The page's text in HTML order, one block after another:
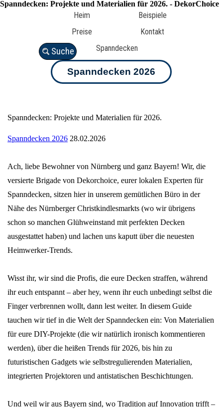
Spanndecken: Projekte und Materialien für 2026. - DekorChoice
Heim
Beispiele
Preise
Kontakt
Spanndecken
Suche
Spanndecken 2026
Spanndecken: Projekte und Materialien für 2026.
Spanndecken 2026 28.02.2026
Ach, liebe Bewohner von Nürnberg und ganz Bayern! Wir, die
versierte Brigade von Dekorchoice, eurer lokalen Experten für
Spanndecken, sitzen hier in unserem gemütlichen Büro in der
Nähe des Nürnberger Christkindlesmarkts (wo wir übrigens
schon so manchen Glühweinstand mit perfekten Decken
ausgestattet haben) und lachen uns kaputt über die neuesten
Heimwerker-Trends.
Wisst ihr, wir sind die Profis, die eure Decken straffen, während
ihr euch entspannt – aber hey, wenn ihr euch unbedingt selbst die
Finger verbrennen wollt, dann lest weiter. In diesem Guide
tauchen wir tief in die Welt der Spanndecken ein: Von Materialien
für eure DIY-Projekte (die wir natürlich ironisch kommentieren
werden), über die heißen Trends für 2026, bis hin zu
futuristischen Gadgets wie selbstregulierenden Materialien,
integrierten Projektoren und antistatischen Beschichtungen.
Und weil wir aus Bayern sind, wo Tradition auf Innovation trifft –